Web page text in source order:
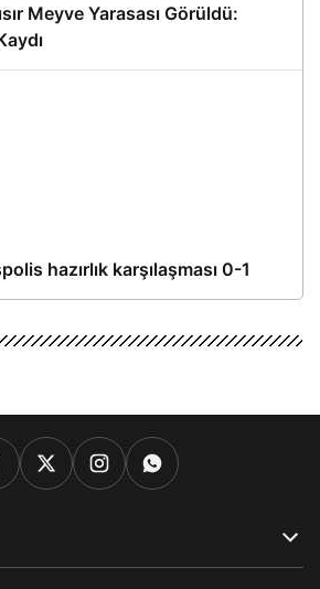
Meyve Yarasası Görüldü:
hazırlık karşılaşması 0-1